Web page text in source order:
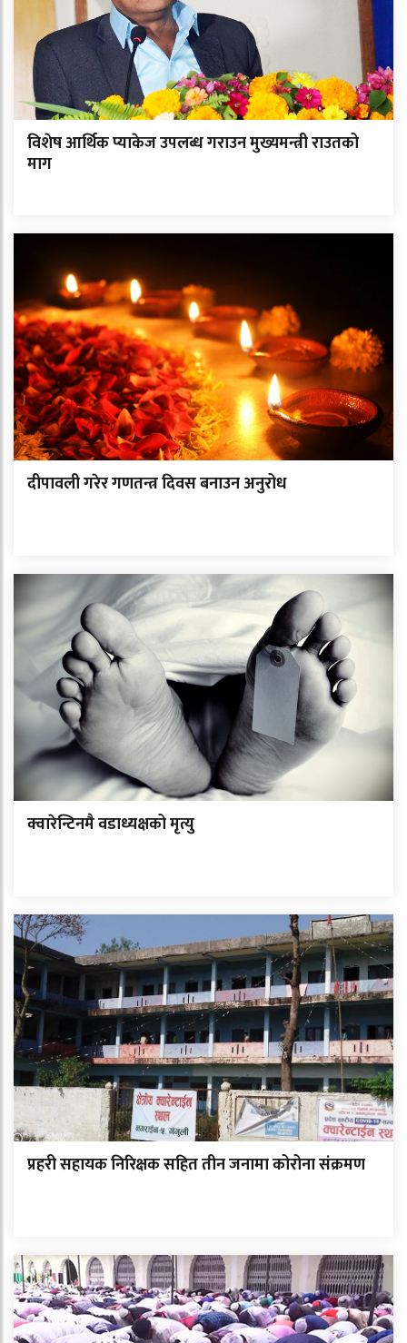
विशेष आर्थिक प्याकेज उपलब्ध गराउन मुख्यमन्त्री राउतको
माग
दीपावली गरेर गणतन्त्र दिवस बनाउन अनुरोध
क्वारेन्टिनमै वडाध्यक्षको मृत्यु
प्रहरी सहायक निरिक्षक सहित तीन जनामा कोरोना संक्रमण